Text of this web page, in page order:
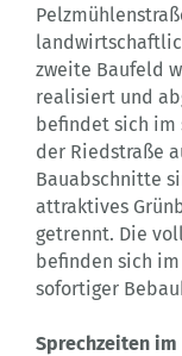
zweite Baufeld
realisiert und
befindet sich im
der Riedstraße
Bauabschnitte
attraktives
getrennt. Die
befinden sich
sofortiger
Sprechzeiten